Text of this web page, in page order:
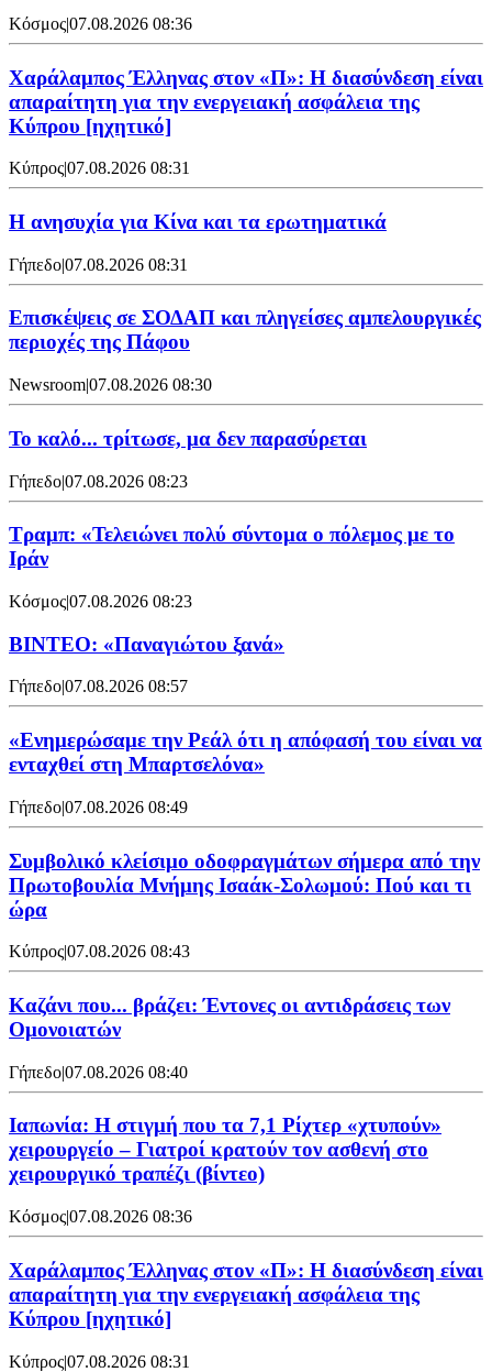
Κόσμος|07.08.2026 08:36
Χαράλαμπος Έλληνας στον «Π»: Η διασύνδεση είναι
απαραίτητη για την ενεργειακή ασφάλεια της
Κύπρου [ηχητικό]
Κύπρος|07.08.2026 08:31
Η ανησυχία για Κίνα και τα ερωτηματικά
Γήπεδο|07.08.2026 08:31
Επισκέψεις σε ΣΟΔΑΠ και πληγείσες αμπελουργικές
περιοχές της Πάφου
Newsroom|07.08.2026 08:30
Το καλό... τρίτωσε, μα δεν παρασύρεται
Γήπεδο|07.08.2026 08:23
Τραμπ: «Τελειώνει πολύ σύντομα ο πόλεμος με το
Ιράν
Κόσμος|07.08.2026 08:23
ΒΙΝΤΕΟ: «Παναγιώτου ξανά»
Γήπεδο|07.08.2026 08:57
«Ενημερώσαμε την Ρεάλ ότι η απόφασή του είναι να
ενταχθεί στη Μπαρτσελόνα»
Γήπεδο|07.08.2026 08:49
Συμβολικό κλείσιμο οδοφραγμάτων σήμερα από την
Πρωτοβουλία Μνήμης Ισαάκ-Σολωμού: Πού και τι
ώρα
Κύπρος|07.08.2026 08:43
Καζάνι που... βράζει: Έντονες οι αντιδράσεις των
Ομονοιατών
Γήπεδο|07.08.2026 08:40
Ιαπωνία: Η στιγμή που τα 7,1 Ρίχτερ «χτυπούν»
χειρουργείο – Γιατροί κρατούν τον ασθενή στο
χειρουργικό τραπέζι (βίντεο)
Κόσμος|07.08.2026 08:36
Χαράλαμπος Έλληνας στον «Π»: Η διασύνδεση είναι
απαραίτητη για την ενεργειακή ασφάλεια της
Κύπρου [ηχητικό]
Κύπρος|07.08.2026 08:31